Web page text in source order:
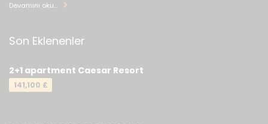
Devamını oku...
Son Eklenenler
2+1 apartment Caesar Resort
141,100 £